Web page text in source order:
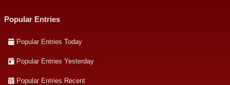
Popular Entries
Popular Entries Today
Popular Entries Yesterday
Popular Entries Recent